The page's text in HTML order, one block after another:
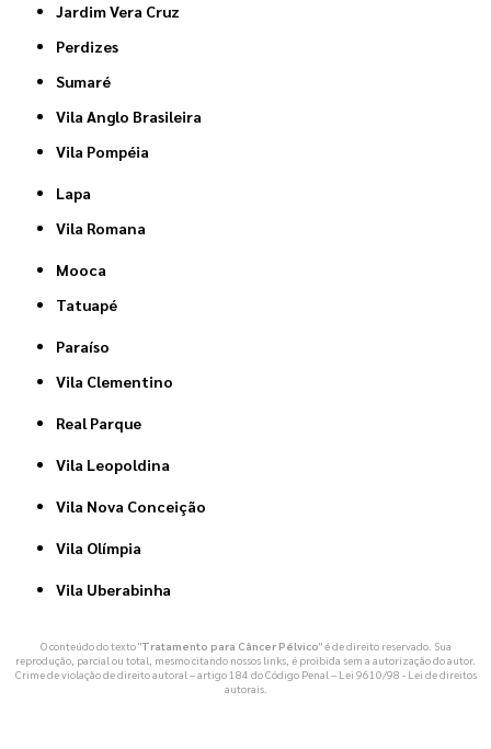
Jardim Vera Cruz
Perdizes
Sumaré
Vila Anglo Brasileira
Vila Pompéia
Lapa
Vila Romana
Mooca
Tatuapé
Paraíso
Vila Clementino
Real Parque
Vila Leopoldina
Vila Nova Conceição
Vila Olímpia
Vila Uberabinha
O conteúdo do texto "Tratamento para Câncer Pélvico" é de direito reservado. Sua
reprodução, parcial ou total, mesmo citando nossos links, é proibida sem a autorização do autor.
Crime de violação de direito autoral – artigo 184 do Código Penal – Lei 9610/98 - Lei de direitos
autorais.